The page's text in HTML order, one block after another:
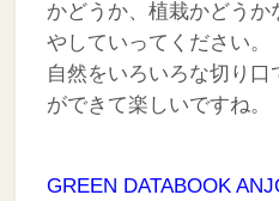
かどうか、植栽かどうか
やしていってください。
自然をいろいろな切り
ができて楽しいですね。
GREEN DATABOOK